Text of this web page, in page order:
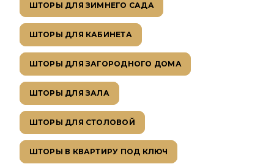
ШТОРЫ ДЛЯ ЗИМНЕГО САДА
ШТОРЫ ДЛЯ КАБИНЕТА
ШТОРЫ ДЛЯ ЗАГОРОДНОГО ДОМА
ШТОРЫ ДЛЯ ЗАЛА
ШТОРЫ ДЛЯ СТОЛОВОЙ
ШТОРЫ В КВАРТИРУ ПОД КЛЮЧ